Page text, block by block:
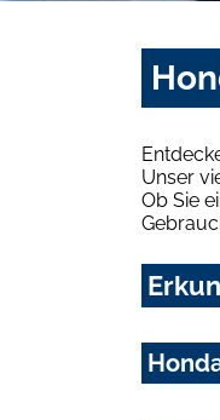
Unser
Ob Sie